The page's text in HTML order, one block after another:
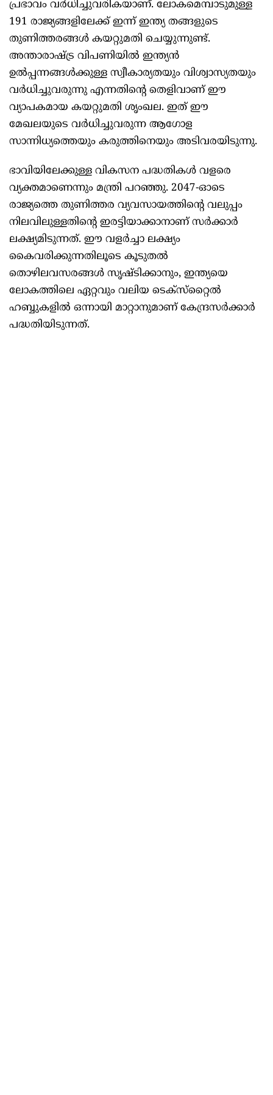
പ്രഭാവം വര്‍ധിച്ചുവരികയാണ്. ലോകമെമ്പാടുമുള്ള
191 രാജ്യങ്ങളിലേക്ക് ഇന്ന് ഇന്ത്യ തങ്ങളുടെ
തുണിത്തരങ്ങള്‍ കയറ്റുമതി ചെയ്യുന്നുണ്ട്.
അന്താരാഷ്ട്ര വിപണിയില്‍ ഇന്ത്യന്‍
ഉല്‍പ്പന്നങ്ങള്‍ക്കുള്ള സ്വീകാര്യതയും വിശ്വാസ്യതയും
വര്‍ധിച്ചുവരുന്നു എന്നതിന്റെ തെളിവാണ് ഈ
വ്യാപകമായ കയറ്റുമതി ശൃംഖല. ഇത് ഈ
മേഖലയുടെ വര്‍ധിച്ചുവരുന്ന ആഗോള
സാന്നിധ്യത്തെയും കരുത്തിനെയും അടിവരയിടുന്നു.
ഭാവിയിലേക്കുള്ള വികസന പദ്ധതികള്‍ വളരെ
വ്യക്തമാണെന്നും മന്ത്രി പറഞ്ഞു. 2047-ഓടെ
രാജ്യത്തെ തുണിത്തര വ്യവസായത്തിന്റെ വലുപ്പം
നിലവിലുള്ളതിന്റെ ഇരട്ടിയാക്കാനാണ് സര്‍ക്കാര്‍
ലക്ഷ്യമിടുന്നത്. ഈ വളര്‍ച്ചാ ലക്ഷ്യം
കൈവരിക്കുന്നതിലൂടെ കൂടുതല്‍
തൊഴിലവസരങ്ങള്‍ സൃഷ്ടിക്കാനും, ഇന്ത്യയെ
ലോകത്തിലെ ഏറ്റവും വലിയ ടെക്‌സ്‌റ്റൈല്‍
ഹബ്ബുകളില്‍ ഒന്നായി മാറ്റാനുമാണ് കേന്ദ്രസര്‍ക്കാര്‍
പദ്ധതിയിടുന്നത്.